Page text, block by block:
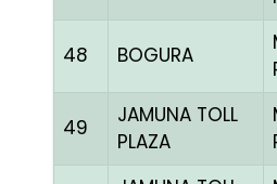
48 BOGURA
49
JAMUNA TOLL
PLAZA